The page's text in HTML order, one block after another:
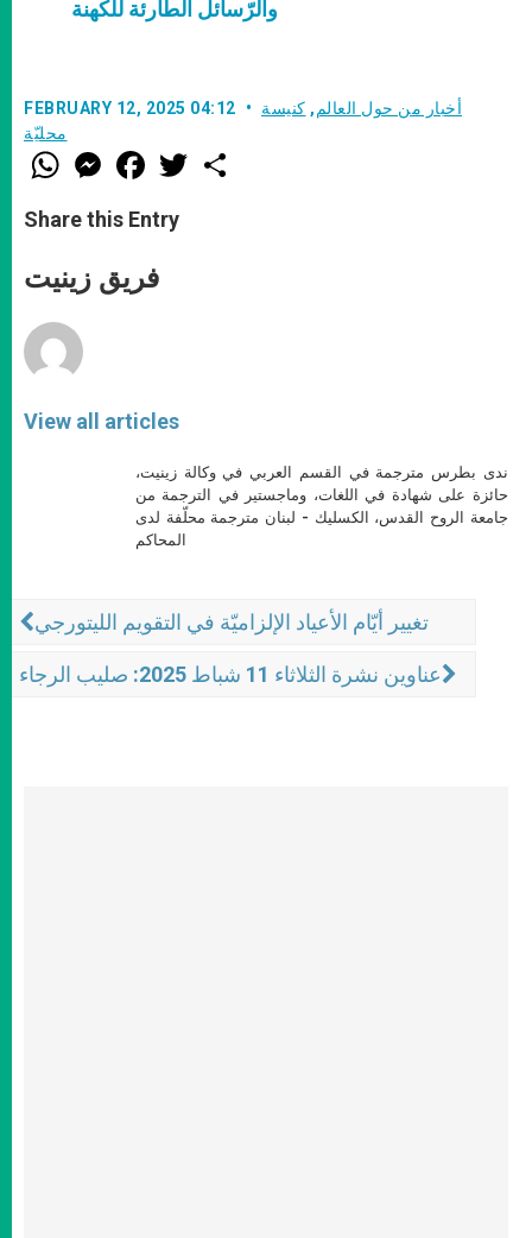
والرّسائل الطارئة للكهنة
FEBRUARY 12, 2025 04:12 أخبار من حول العالم , كنيسة
محليّة
W
h
t
s
p
p
M
e
s
e
g
e
F
a
e
b
o
k
w
Share this Entry
فريق زينيت
View all articles
ندى بطرس مترجمة في القسم العربي في وكالة زينيت،
حائزة على شهادة في اللغات، وماجستير في الترجمة من
جامعة الروح القدس، الكسليك - لبنان مترجمة محلّفة لدى
المحاكم
تغيير أيّام الأعياد الإلزاميّة في التقويم الليتورجي
عناوين نشرة الثلاثاء 11 شباط 2025: صليب الرجاء